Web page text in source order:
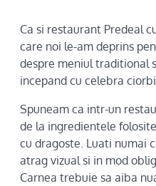
Ca si restaurant Predeal
care noi le-am deprins
despre meniul traditional
incepand cu celebra
Spuneam ca intr-un
de la ingredientele
cu dragoste. Luati numai
atrag vizual si in mod
Carnea trebuie sa aiba